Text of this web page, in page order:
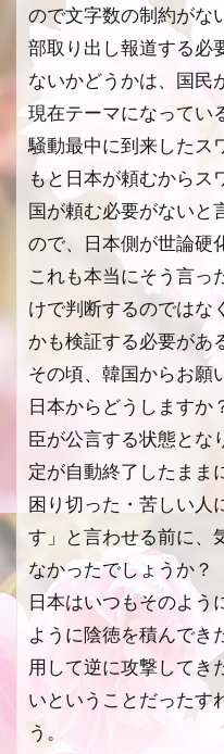
ので文字数の制約がな
部取り出し報道する必
ないかどうかは、国民
現在テーマになってい
騒動最中に到来したス
もと日本が頼むからス
国が頼む必要がないと
ので、日本側が世論硬
これも本当にそう言っ
けで判断するのではな
かも検証する必要があ
その頃、韓国からお願
日本からどうしますか
臣が公言する状態とな
定が自動終了したまま
困り切った・苦しい人
す」と言わせる前に、
なかったでしょうか？
日本はいつもそのよう
ように陰徳を積んでき
用して逆に攻撃してき
いということだったす
う。